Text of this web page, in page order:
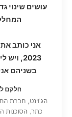
עושים שינוי
בשניהם
חלקם
הג'וינט, חברת
כתר, הסוכנות